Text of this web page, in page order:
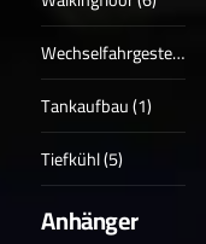
Wechselfahrgestell (4)
Tankaufbau (1)
Tiefkühl (5)
Anhänger